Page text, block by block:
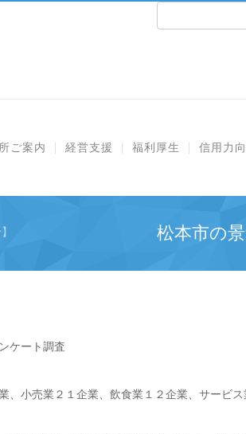
ご案内 経営支援 福利厚生 信用力
松本市の
ケート調査
小売業２１企業、飲食業１２企業、サービ